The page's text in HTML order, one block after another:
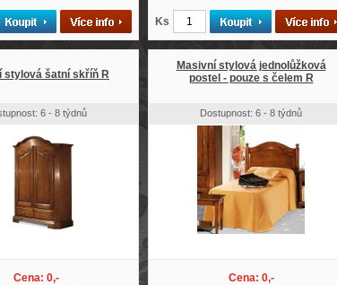
Ks
stylová šatní skříň R
6 - 8 týdnů
Cena: 0,-
Masivní stylová jednolůžková
postel - pouze s čelem R
Dostupnost: 6 - 8 týdnů
Cena: 0,-